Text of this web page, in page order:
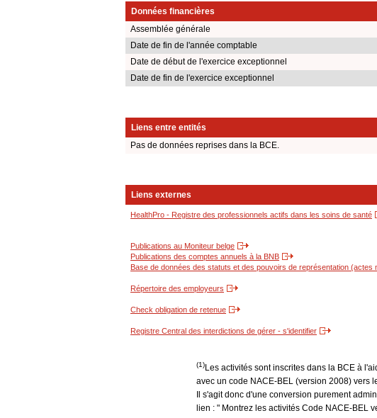
Données financières
Assemblée générale
Date de fin de l'année comptable
Date de début de l'exercice exceptionnel
Date de fin de l'exercice exceptionnel
Liens entre entités
Pas de données reprises dans la BCE.
Liens externes
HealthPro - Registre des professionnels actifs dans les soins de santé
Publications au Moniteur belge
Publications des comptes annuels à la BNB
Base de données des statuts et des pouvoirs de représentation (actes
Répertoire des employeurs
Check obligation de retenue
Registre Central des interdictions de gérer - s'identifier
(1)Les activités sont inscrites dans la BCE à
avec un code NACE-BEL (version 2008) vers
Il s'agit donc d'une conversion purement
lien : " Montrez les activités Code NACE-BEL